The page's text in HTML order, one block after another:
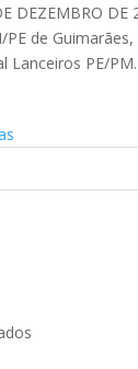
DEZEMBRO
de
Lanceiros PE/